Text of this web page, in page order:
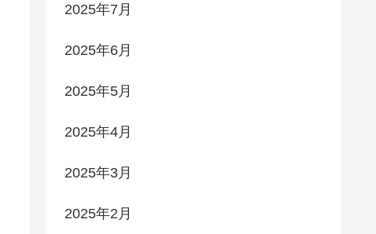
2025年7月
2025年6月
2025年5月
2025年4月
2025年3月
2025年2月